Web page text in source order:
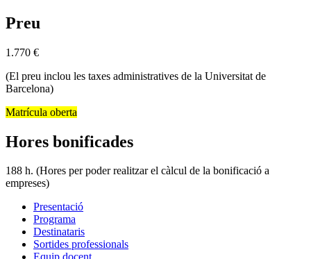
Preu
1.770 €
(El preu inclou les taxes administratives de la Universitat de
Barcelona)
Matrícula oberta
Hores bonificades
188 h. (Hores per poder realitzar el càlcul de la bonificació a
empreses)
Presentació
Programa
Destinataris
Sortides professionals